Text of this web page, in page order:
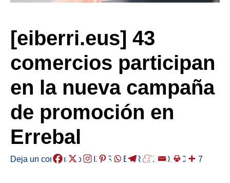
[eiberri.eus] 43
comercios participan
en la nueva campaña
de promoción en
Errebal
Deja un comentario /EIBAR ,HERRIAK /2019-05-07